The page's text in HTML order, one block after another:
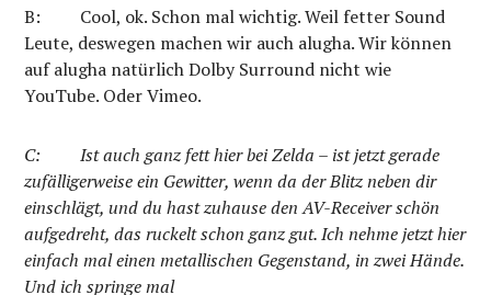
B:
Cool, ok. Schon mal wichtig. Weil fetter Sound
Leute, deswegen machen wir auch alugha. Wir können
auf alugha natürlich Dolby Surround nicht wie
YouTube. Oder Vimeo.
C:
Ist auch ganz fett hier bei Zelda – ist jetzt gerade
zufälligerweise ein Gewitter, wenn da der Blitz neben dir
einschlägt, und du hast zuhause den AV-Receiver schön
aufgedreht, das ruckelt schon ganz gut. Ich nehme jetzt hier
einfach mal einen metallischen Gegenstand, in zwei Hände.
Und ich springe mal